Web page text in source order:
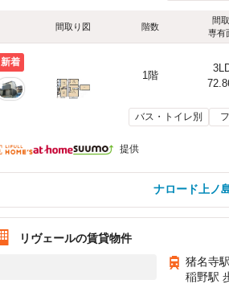
間取り図 階数
間
専有
新着
1階
バス・トイレ別
提供
ナロード上ノ
リヴェールの賃貸物件
猪名寺
稲野駅